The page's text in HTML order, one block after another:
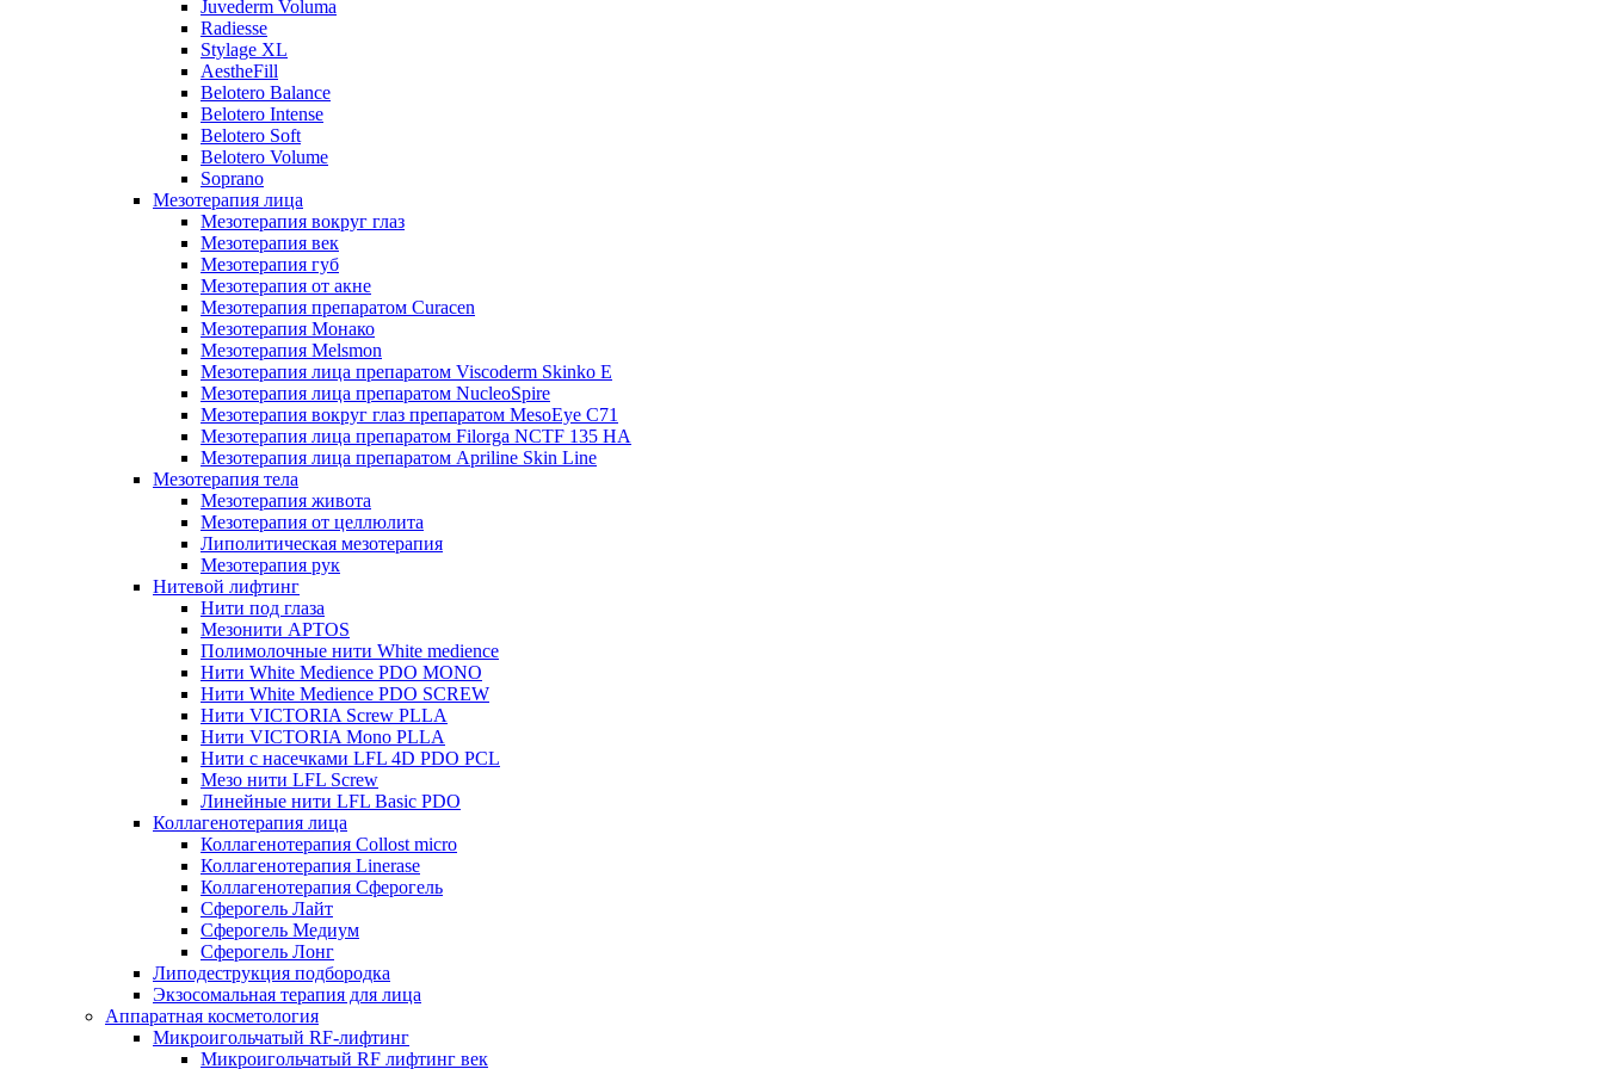
Juvederm Voluma
Radiesse
Stylage XL
AestheFill
Belotero Balance
Belotero Intense
Belotero Soft
Belotero Volume
Soprano
Мезотерапия лица
Мезотерапия вокруг глаз
Мезотерапия век
Мезотерапия губ
Мезотерапия от акне
Мезотерапия препаратом Curacen
Мезотерапия Монако
Мезотерапия Melsmon
Мезотерапия лица препаратом Viscoderm Skinko E
Мезотерапия лица препаратом NucleoSpire
Мезотерапия вокруг глаз препаратом MesoEye С71
Мезотерапия лица препаратом Filorga NCTF 135 HA
Мезотерапия лица препаратом Apriline Skin Line
Мезотерапия тела
Мезотерапия живота
Мезотерапия от целлюлита
Липолитическая мезотерапия
Мезотерапия рук
Нитевой лифтинг
Нити под глаза
Мезонити APTOS
Полимолочные нити White medience
Нити White Medience PDO MONO
Нити White Medience PDO SCREW
Нити VICTORIA Screw PLLA
Нити VICTORIA Mono PLLA
Нити с насечками LFL 4D PDO PCL
Мезо нити LFL Screw
Линейные нити LFL Basic PDO
Коллагенотерапия лица
Коллагенотерапия Collost micro
Коллагенотерапия Linerase
Коллагенотерапия Сферогель
Сферогель Лайт
Сферогель Медиум
Сферогель Лонг
Липодеструкция подбородка
Экзосомальная терапия для лица
Аппаратная косметология
Микроигольчатый RF-лифтинг
Микроигольчатый RF лифтинг век